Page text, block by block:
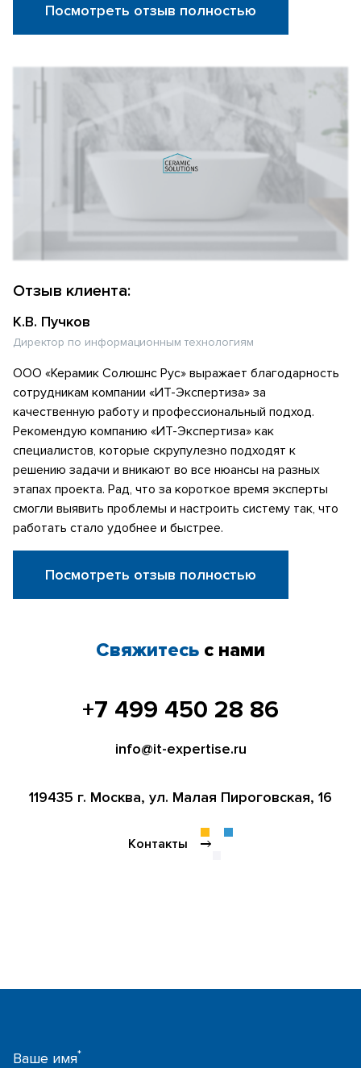
Посмотреть отзыв полностью
Отзыв клиента:
К.В. Пучков
Директор по информационным технологиям
ООО «Керамик Солюшнс Рус» выражает благодарность
сотрудникам компании «ИТ-Экспертиза» за
качественную работу и профессиональный подход.
Рекомендую компанию «ИТ-Экспертиза» как
специалистов, которые скрупулезно подходят к
решению задачи и вникают во все нюансы на разных
этапах проекта. Рад, что за короткое время эксперты
смогли выявить проблемы и настроить систему так, что
работать стало удобнее и быстрее.
Посмотреть отзыв полностью
Свяжитесь с нами
+7 499 450 28 86
info@it-expertise.ru
119435 г. Москва, ул. Малая Пироговская, 16
Контакты
Ваше имя*